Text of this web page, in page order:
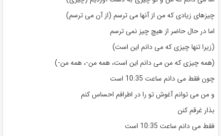
چیزهای زیادی که من از آنها می ترسم (از آن می ترسم)
اما در حال حاضر از هیچ چیز نمی ترسم
(زیرا تنها چیزی که می دانم این است)
(همه چیزی که من می دانم این است، همه من-، همه من-)
چون فقط می دانم ساعت 10:35 است
و من می توانم آغوش تو را در اطرافم احساس کنم
بذار غرقم کنن
فقط می دانم ساعت 10:35 است